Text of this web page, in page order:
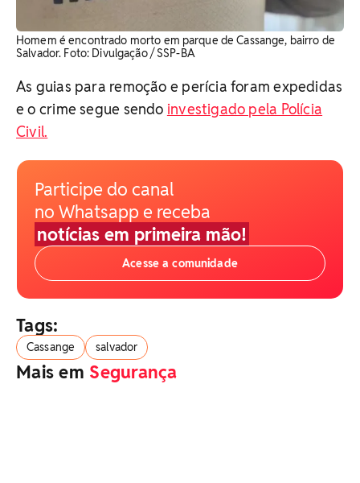
Homem é encontrado morto em parque de Cassange, bairro de
Salvador. Foto: Divulgação / SSP-BA
As guias para remoção e perícia foram expedidas
e o crime segue sendo investigado pela Polícia
Civil.
Participe do canal
no Whatsapp e receba
notícias em primeira mão!
Acesse a comunidade
Tags:
Cassange salvador
Mais em Segurança